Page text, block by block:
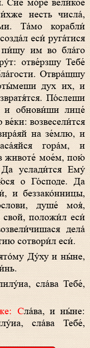
Сие́ мо́ре вели́кое
несть числа́,
Та́мо корабли́
еси́ руга́тися
им во бла́го
отве́рзшу Тебе́
Отвра́щшу
дух их, и
По́слеши
и обнови́ши лице́
возвесели́тся
на зе́млю, и
гора́м, и
животе́ мое́м, пою́
услади́тся Ему́
о Го́споде. Да
и беззако́нницы,
душе́ моя́,
свой, положи́л еси́
дела́
сотвори́л еси́.
Ду́ху и ны́не,
сла́ва Тебе́,
Сла́ва, и ны́не:
сла́ва Тебе́,